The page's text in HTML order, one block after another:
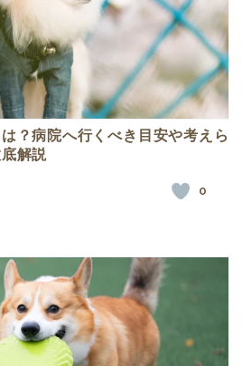
？病院へ行くべき目安や考えら
解説
0